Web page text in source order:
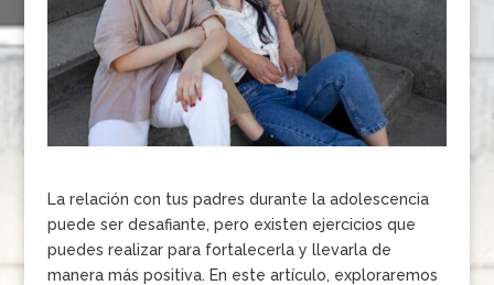
La relación con tus padres durante la adolescencia
puede ser desafiante, pero existen ejercicios que
puedes realizar para fortalecerla y llevarla de
manera más positiva. En este artículo, exploraremos